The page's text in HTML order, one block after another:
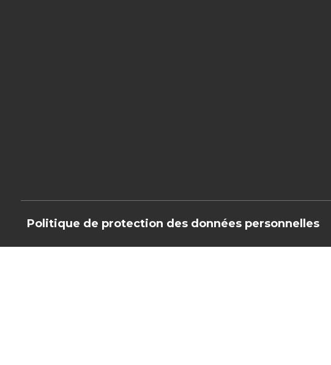
Politique de protection des données personnelles